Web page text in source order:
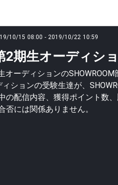
10/15 08:00 - 2019/10/22 10:59
2期生オーディシ
オーディションのSHOWROOM
ションの受験生達が、
の配信内容、獲得ポイント数
否には関係ありません。